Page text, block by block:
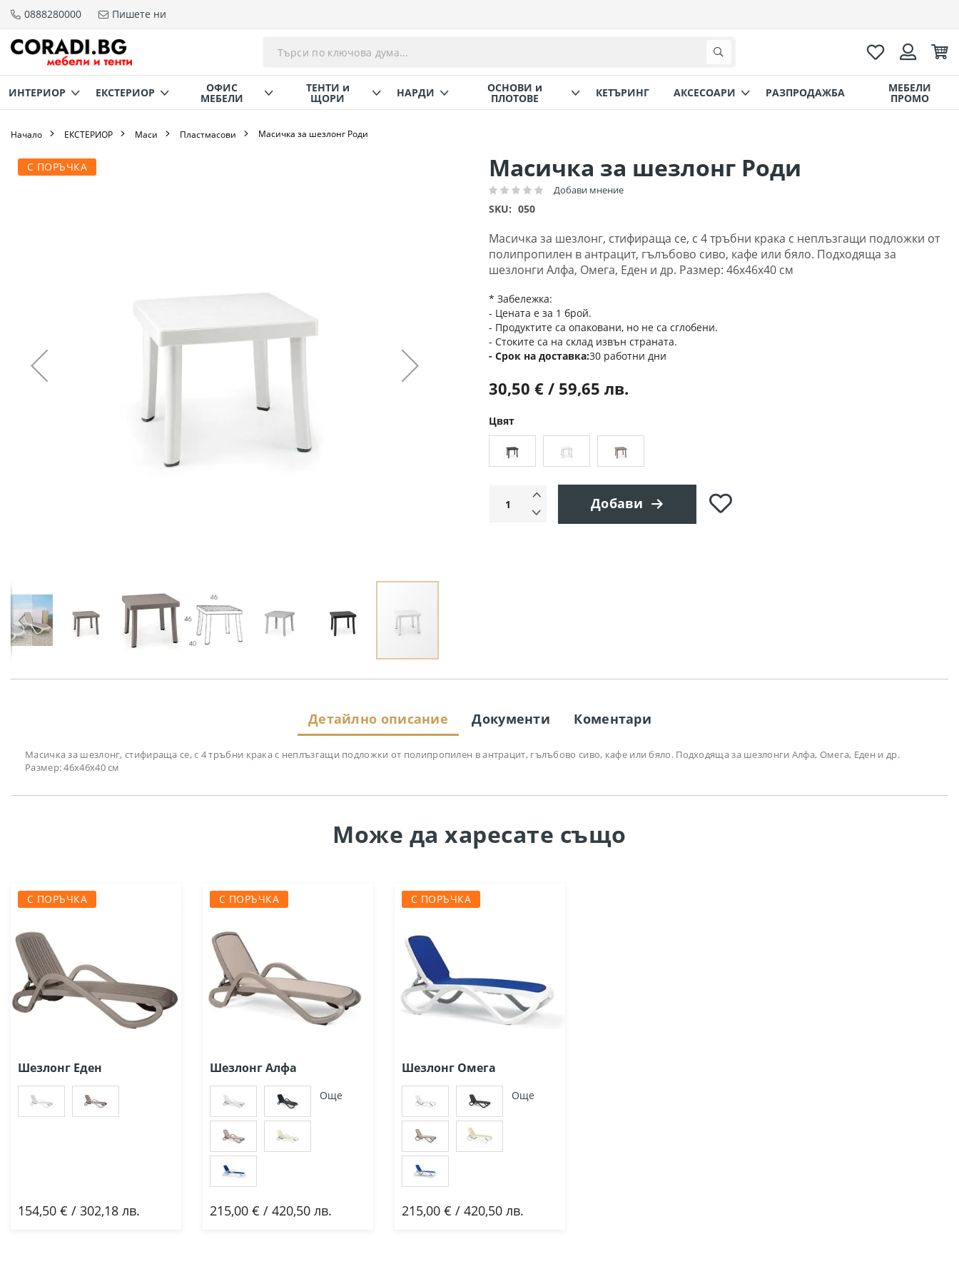
Прескачане
съдържанието
0888280000 Пишете ни
Любими
ИНТЕРИОР ЕКСТЕРИОР ОФИС
МЕБЕЛИ
ТЕНТИ и
ЩОРИ НАРДИ ОСНОВИ и
ПЛОТОВЕ КЕТЪРИНГ AКСЕСОАРИ РАЗПРОДАЖБА МЕБЕЛИ
ПРОМО
Начало ЕКСТЕРИОР Маси Пластмасови Масичка за шезлонг Роди
Масичка за шезлонг Роди
Рейтинг: Добави мнение
SKU 050
Масичка за шезлонг, стифираща се, с 4 тръбни крака с неплъзгащи подложки от
полипропилен в антрацит, гълъбово сиво, кафе или бяло. Подходяща за
шезлонги Алфа, Омега, Еден и др. Размер: 46х46х40 см
* Забележка:
- Цената е за 1 брой.
- Продуктите са опаковани, но не са сглобени.
- Стоките са на склад извън страната.
Срок на доставка 30 работни дни
30,50 € / 59,65 лв.
Цвят
Добави
С ПОРЪЧКА
Преминете
към
към
снимки
Детайлно описание
Масичка за шезлонг, стифираща се, с 4 тръбни крака с неплъзгащи подложки от полипропилен в антрацит, гълъбово сиво, кафе или бяло. Подходяща за шезлонги Алфа, Омега, Еден и др.
Размер: 46х46х40 см
Документи Коментари
Може да харесате също
С ПОРЪЧКА
Шезлонг Еден
154,50 € / 302,18 лв.
Добави
С ПОРЪЧКА
Шезлонг Алфа
Още
215,00 € / 420,50 лв.
Добави
С ПОРЪЧКА
Шезлонг Омега
Още
215,00 € / 420,50 лв.
Добави